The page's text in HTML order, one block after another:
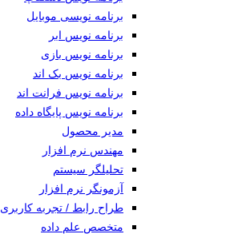
برنامه نویسی موبایل
برنامه نویس ابر
برنامه نویس بازی
برنامه نویس بک اند
برنامه نویس فرانت اند
برنامه نویس پایگاه داده
مدیر محصول
مهندس نرم افزار
تحلیلگر سیستم
آزمونگر نرم افزار
طراح رابط / تجربه کاربری
متخصص علم داده